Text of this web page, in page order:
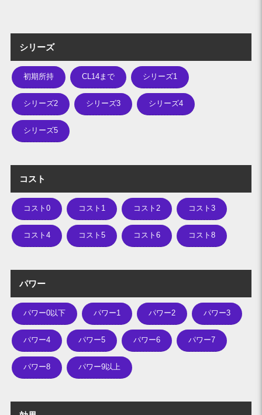
シリーズ
初期所持 CL14まで シリーズ1
シリーズ2 シリーズ3 シリーズ4
シリーズ5
コスト
コスト0 コスト1 コスト2 コスト3
コスト4 コスト5 コスト6 コスト8
パワー
パワー0以下 パワー1 パワー2 パワー3
パワー4 パワー5 パワー6 パワー7
パワー8 パワー9以上